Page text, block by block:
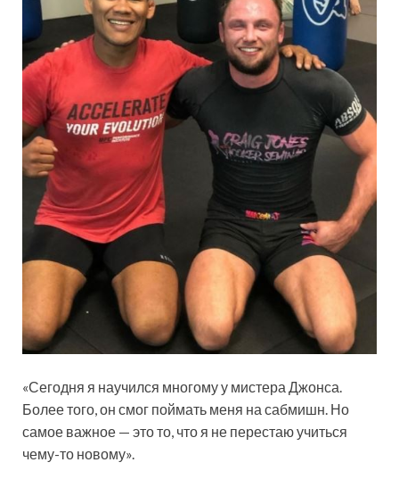
«Сегодня я научился многому у мистера Джонса.
Более того, он смог поймать меня на сабмишн. Но
самое важное — это то, что я не перестаю учиться
чему-то новому».